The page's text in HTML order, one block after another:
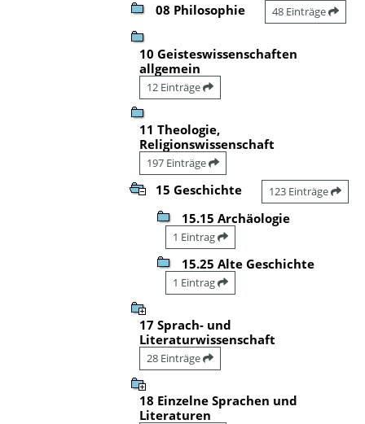
08 Philosophie 48 Einträge
10 Geisteswissenschaften
allgemein
12 Einträge
11 Theologie,
Religionswissenschaft
197 Einträge
15 Geschichte 123 Einträge
15.15 Archäologie
1 Eintrag
15.25 Alte Geschichte
1 Eintrag
17 Sprach- und
Literaturwissenschaft
28 Einträge
18 Einzelne Sprachen und
Literaturen